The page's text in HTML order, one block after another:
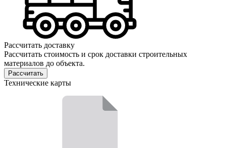
Рассчитать доставку
Рассчитать стоимость и срок доставки строительных
материалов до объекта.
Рассчитать
Технические карты